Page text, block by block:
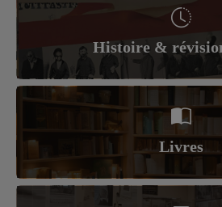
Histoire &
Livres